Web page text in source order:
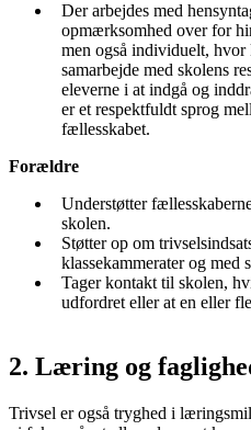
Der arbejdes med
opmærksomhed over for
men også individuelt,
samarbejde med skolens
eleverne i at indgå og
er et respektfuldt sprog
fællesskabet.
Forældre
Understøtter
skolen.
Støtter op om
klassekammerater og med
Tager kontakt til skolen,
udfordret eller at en eller
2. Læring og
Trivsel er også tryghed i